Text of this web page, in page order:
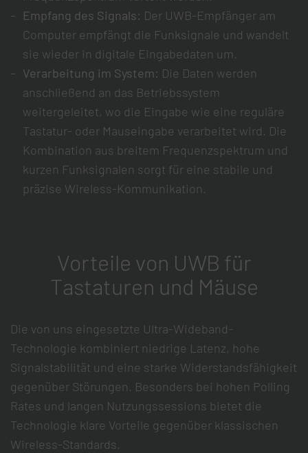
Empfang des Signals: Der UWB-Empfänger am
Computer empfängt die Funksignale und wandelt
sie wieder in digitale Eingabedaten um.
Verarbeitung im System: Die Daten werden
anschließend an das Betriebssystem
weitergeleitet, wo die Eingabe wie eine reguläre
Tastatur- oder Mauseingabe verarbeitet wird. Die
Kombination aus breitem Frequenzspektrum und
kurzen Funksignalen sorgt für eine stabile und
präzise Wireless-Kommunikation.
Vorteile von UWB für
Tastaturen und Mäuse
Die von uns eingesetzte Ultra-Wideband-
Technologie kombiniert niedrige Latenz, hohe
Signalstabilität und eine starke Widerstandsfähigkeit
gegenüber Störungen. Besonders bei hohen Polling
Rates und langen Nutzungssessions bietet die
Technologie klare Vorteile gegenüber klassischen
Wireless-Standards.